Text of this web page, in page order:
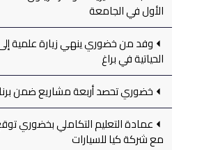
الأول في الجامعة
وفد من خضوري ينهي زيارة علمية
الحياتية في براغ
خضوري تحصد أربعة مشاريع ضمن
عمادة التعليم التكاملي بخضوري
مع شركة كيا للسيارات